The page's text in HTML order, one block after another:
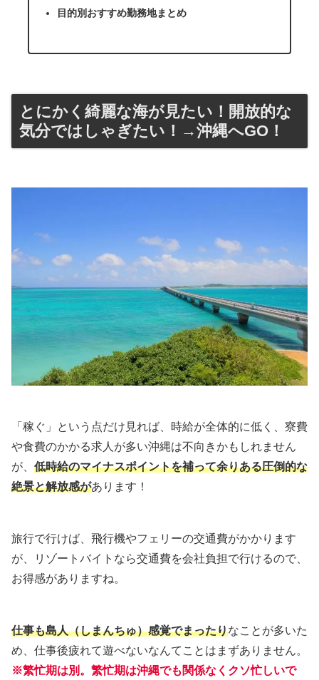
目的別おすすめ勤務地まとめ
とにかく綺麗な海が見たい！開放的な
気分ではしゃぎたい！→沖縄へGO！
「稼ぐ」という点だけ見れば、時給が全体的に低く、寮費
や食費のかかる求人が多い沖縄は不向きかもしれません
が、 低時給のマイナスポイントを補って余りある圧倒的な
絶景と解放感があります！
旅行で行けば、飛行機やフェリーの交通費がかかります
が、リゾートバイトなら交通費を会社負担で行けるので、
お得感がありますね。
仕事も島人（しまんちゅ）感覚でまったりなことが多いた
め、仕事後疲れて遊べないなんてことはまずありません。
※繁忙期は別。繁忙期は沖縄でも関係なくクソ忙しいで